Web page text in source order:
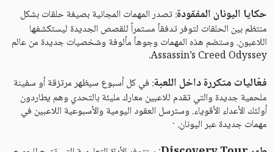
حكايا اليونان المفقودة: تصدر المهمات المجانية بصيغة حلقات بشكل
منتظم بين الحلقات لتوفر تدفقاً مستمراً للقصص الجديدة ليستكشفها
اللاعبون. وستضم هذه المهمات وجوهاً مألوفة وشخصيات جديدة من عالم
Assassin’s Creed Odyssey.
فعّاليات متكررة داخل اللعبة: في كل أسبوع سيظهر مرتزقة أو سفينة
ملحمية جديدة والتي تقدم للاعبين معارك مليئة بالتحدي وهم يطاردون
أولئك الأعداء الأقوياء. وسترسل العقود اليومية والأسبوعية اللاعبين في
مهمات جديدة عبر اليونان. ·